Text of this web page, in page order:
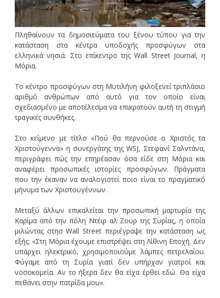
Πληθαίνουν τα δημοσιεύματα του ξένου τύπου για την
κατάσταση στα κέντρα υποδοχής προσφύγων στα
ελληνικά νησιά. Στο επίκεντρο της Wall Street Journal, η
Μόρια.
Το κέντρο προσφύγων στη Μυτιλήνη φιλοξενεί τριπλάσιο
αριθμό ανθρώπων από αυτό για τον οποίο είναι
σχεδιασμένο με αποτέλεσμα να επικρατούν αυτή τη στιγμή
τραγικές συνθήκες.
Στο κείμενο με τίτλο «Πού θα περνούσε ο Χριστός τα
Χριστούγεννα» η συνεργάτης της WSJ, Στεφανί Σαλντάνα,
περιγράφει πώς την επηρέασαν όσα είδε στη Μόρια και
αναφέρει προσωπικές ιστορίες προσφύγων. Πράγματα
που την έκαναν να αναλογιστεί ποιο είναι το πραγματικό
μήνυμα των Χριστουγέννων.
Μεταξύ άλλων επικαλείται την προσωπική μαρτυρία της
Καρίμα από την πόλη Ντέιρ αλ Ζουρ της Συρίας, η οποία
μιλώντας στησ Wall Street περιέγραψε την κατάσταση ως
εξής: «Στη Μόρια έχουμε επιστρέψει στη Λίθινη Εποχή. Δεν
υπάρχει ηλεκτρικό, χρησιμοποιούμε λάμπες πετρελαίου.
Φύγαμε από τη Συρία γιατί δεν υπήρχαν γιατροί και
νοσοκομεία. Αν το ήξερα δεν θα είχα έρθει εδώ. Θα είχα
πεθάνει στην πατρίδα μου».